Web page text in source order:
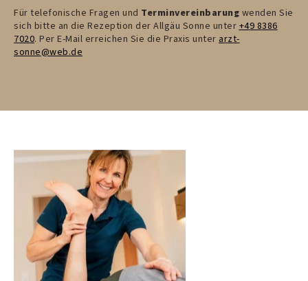
Für telefonische Fragen und Terminvereinbarung wenden Sie
sich bitte an die Rezeption der Allgäu Sonne unter +49 8386
7020. Per E-Mail erreichen Sie die Praxis unter arzt-
sonne@web.de